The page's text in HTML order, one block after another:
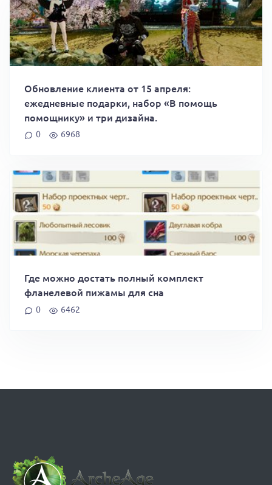
Обновление клиента от 15 апреля:
ежедневные подарки, набор «В помощь
помощнику» и три дизайна.
0 6968
Где можно достать полный комплект
фланелевой пижамы для сна
0 6462